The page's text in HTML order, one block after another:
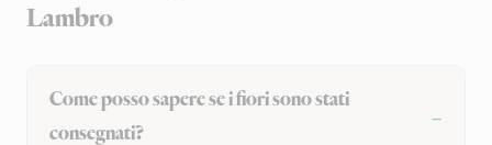
Lambro
Come posso sapere se i fiori sono stati
consegnati?